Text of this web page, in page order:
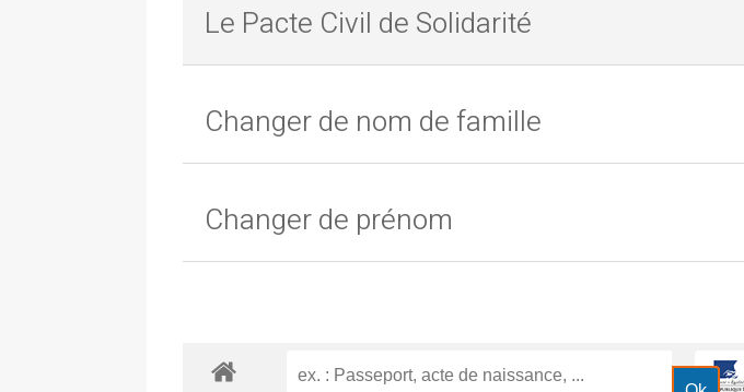
Le Pacte Civil de Solidarité
Changer de nom de famille
Changer de prénom